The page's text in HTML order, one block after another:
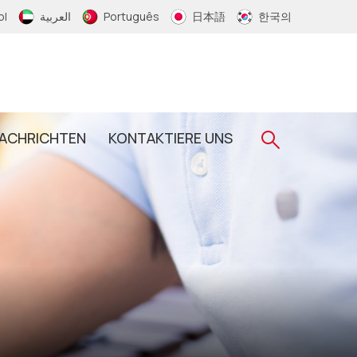
العربية Português 日本語 한국의
KONTAKTIERE UNS